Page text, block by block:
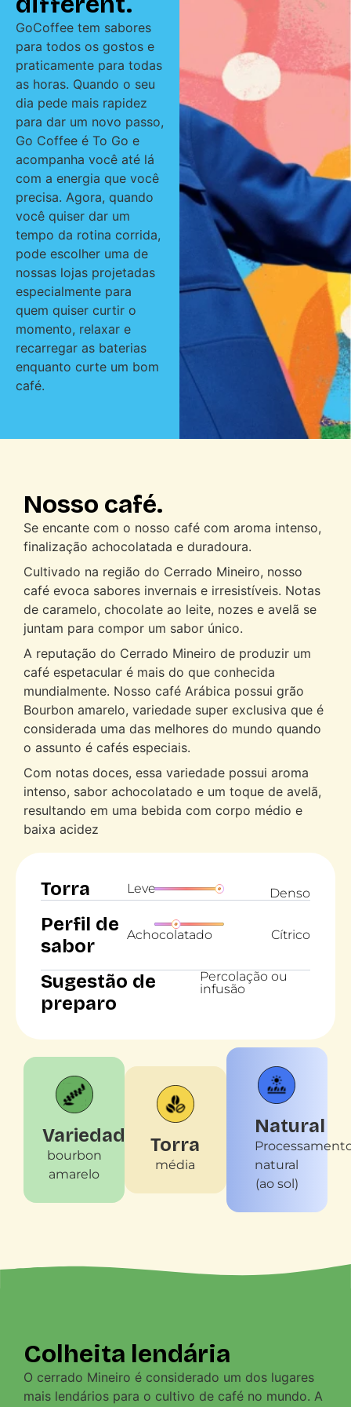
GoCoffee tem sabores
para todos os gostos e
praticamente para todas
as horas. Quando o seu
dia pede mais rapidez
para dar um novo passo,
Go Coffee é To Go e
acompanha você até lá
com a energia que você
precisa. Agora, quando
você quiser dar um
tempo da rotina corrida,
pode escolher uma de
nossas lojas projetadas
especialmente para
quem quiser curtir o
momento, relaxar e
recarregar as baterias
enquanto curte um bom
café.
Nosso café.
Se encante com o nosso café com aroma intenso,
finalização achocolatada e duradoura.
Cultivado na região do Cerrado Mineiro, nosso
café evoca sabores invernais e irresistíveis. Notas
de caramelo, chocolate ao leite, nozes e avelã se
juntam para compor um sabor único.
A reputação do Cerrado Mineiro de produzir um
café espetacular é mais do que conhecida
mundialmente. Nosso café Arábica possui grão
Bourbon amarelo, variedade super exclusiva que é
considerada uma das melhores do mundo quando
o assunto é cafés especiais.
Com notas doces, essa variedade possui aroma
intenso, sabor achocolatado e um toque de avelã,
resultando em uma bebida com corpo médio e
baixa acidez
Torra Leve Denso
Perfil de
sabor
Achocolatado Cítrico
Sugestão de
preparo
Percolação ou
infusão
Variedade
bourbon
amarelo
Torra
média
Natural
natural
(ao sol)
Colheita lendária
O cerrado Mineiro é considerado um dos lugares
mais lendários para o cultivo de café no mundo. A